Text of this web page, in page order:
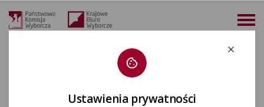
Deklaracja dostępności
Ustawienia prywatności